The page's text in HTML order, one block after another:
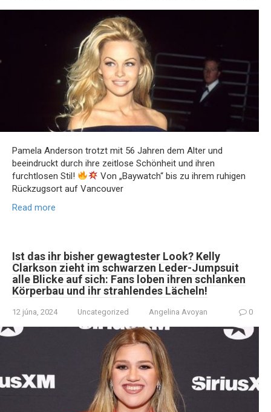
Pamela Anderson trotzt mit 56 Jahren dem Alter und
beeindruckt durch ihre zeitlose Schönheit und ihren
furchtlosen Stil!
Von „Baywatch“ bis zu ihrem ruhigen
Rückzugsort auf Vancouver
Read more
Ist das ihr bisher gewagtester Look? Kelly
Clarkson zieht im schwarzen Leder-Jumpsuit
alle Blicke auf sich: Fans loben ihren schlanken
Körperbau und ihr strahlendes Lächeln!
12 júna, 2024 Uncategorized Angelina Avoyan 0